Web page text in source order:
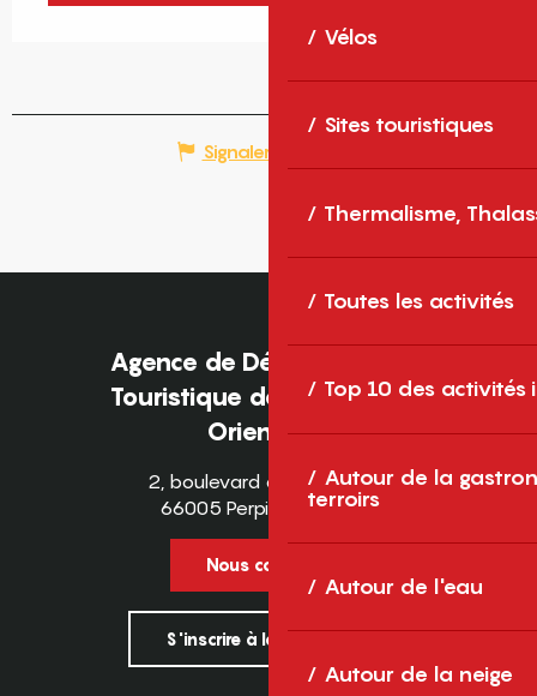
Vélos
Sites touristiques
Thermalisme,
Toutes les activités
Top 10 des activités
Autour de la
terroirs
Autour de l'eau
Autour de la neige
Signaler une erreur
Agence de Développement
Touristique des Pyrénées-
Orientales
2, boulevard des Pyrénées
66005 Perpignan Cedex
Nous contacter
S'inscrire à la newsletter